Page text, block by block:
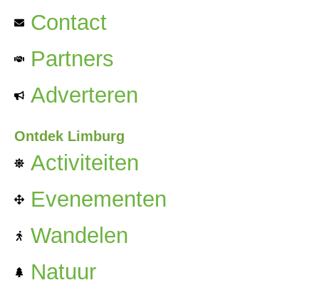
Contact
Partners
Adverteren
Ontdek Limburg
Activiteiten
Evenementen
Wandelen
Natuur